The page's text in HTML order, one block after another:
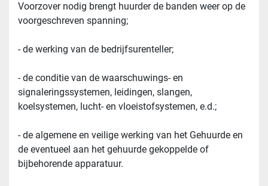
Voorzover nodig brengt huurder de banden weer op de
voorgeschreven spanning;
- de werking van de bedrijfsurenteller;
- de conditie van de waarschuwings- en
signaleringssystemen, leidingen, slangen,
koelsystemen, lucht- en vloeistofsystemen, e.d.;
- de algemene en veilige werking van het Gehuurde en
de eventueel aan het gehuurde gekoppelde of
bijbehorende apparatuur.